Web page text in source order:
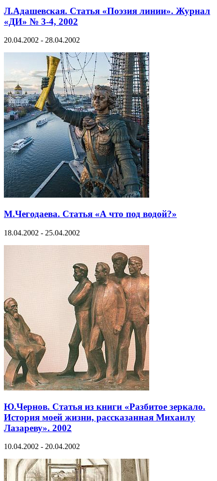
Л.Адашевская. Статья «Поэзия линии». Журнал
«ДИ» № 3-4, 2002
20.04.2002 - 28.04.2002
М.Чегодаева. Статья «А что под водой?»
18.04.2002 - 25.04.2002
Ю.Чернов. Статья из книги «Разбитое зеркало.
История моей жизни, рассказанная Михаилу
Лазареву». 2002
10.04.2002 - 20.04.2002